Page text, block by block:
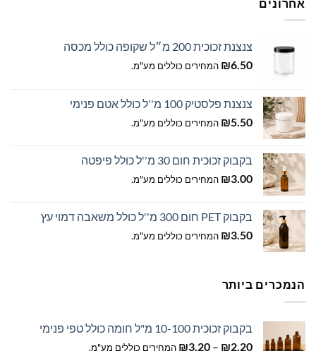
אחרונים
צנצנת זכוכית 200 מ״ל שקופה כולל מכסה
₪6.50 המחירים כוללים מע"מ.
צנצנת פלסטיק 100 מ''ל כולל אטם פנימי
₪5.50 המחירים כוללים מע"מ.
בקבוק זכוכית חום 30 מ''ל כולל פיפטה
₪3.00 המחירים כוללים מע"מ.
בקבוק PET חום 300 מ''ל כולל משאבה דמוי עץ
₪3.50 המחירים כוללים מע"מ.
הנמכרים ביותר
בקבוק זכוכית 10-100 מ"ל חומה כולל טפי פנימי
₪2.20
–
₪3.20
טווח
המחירים כוללים מע"מ.